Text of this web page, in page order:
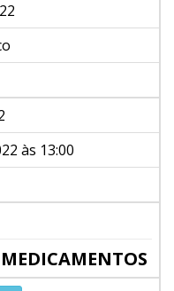
às 13:00